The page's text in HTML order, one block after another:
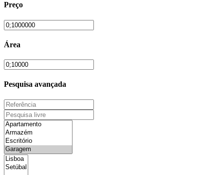
Preço
Área
Pesquisa avançada